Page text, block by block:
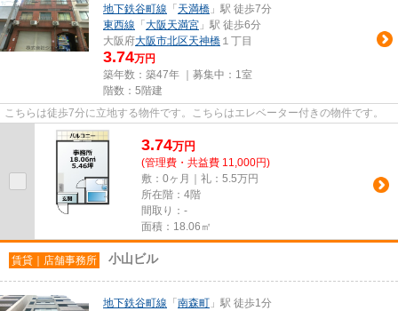
地下鉄谷町線 「 天満橋 」駅 徒歩7分
東西線 「 大阪天満宮 」駅 徒歩6分
大阪府大阪市北区天神橋 １丁目
3.74万円
築年数：築47年 ｜募集中： 1室
階数：5階建
こちらは徒歩7分に立地する物件です。こちらはエレベーター付きの物件です。
3.74万円
(管理費・共益費 11,000円)
敷：0ヶ月｜礼：5.5万円
所在階：4階
間取り：-
面積：18.06㎡
賃貸｜店舗事務所 小山ビル
地下鉄谷町線 「 南森町 」駅 徒歩1分